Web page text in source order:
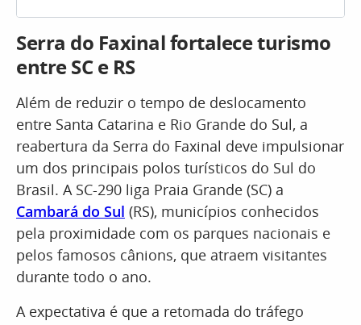
Serra do Faxinal fortalece turismo
entre SC e RS
Além de reduzir o tempo de deslocamento
entre Santa Catarina e Rio Grande do Sul, a
reabertura da Serra do Faxinal deve impulsionar
um dos principais polos turísticos do Sul do
Brasil. A SC-290 liga Praia Grande (SC) a
Cambará do Sul (RS), municípios conhecidos
pela proximidade com os parques nacionais e
pelos famosos cânions, que atraem visitantes
durante todo o ano.
A expectativa é que a retomada do tráfego